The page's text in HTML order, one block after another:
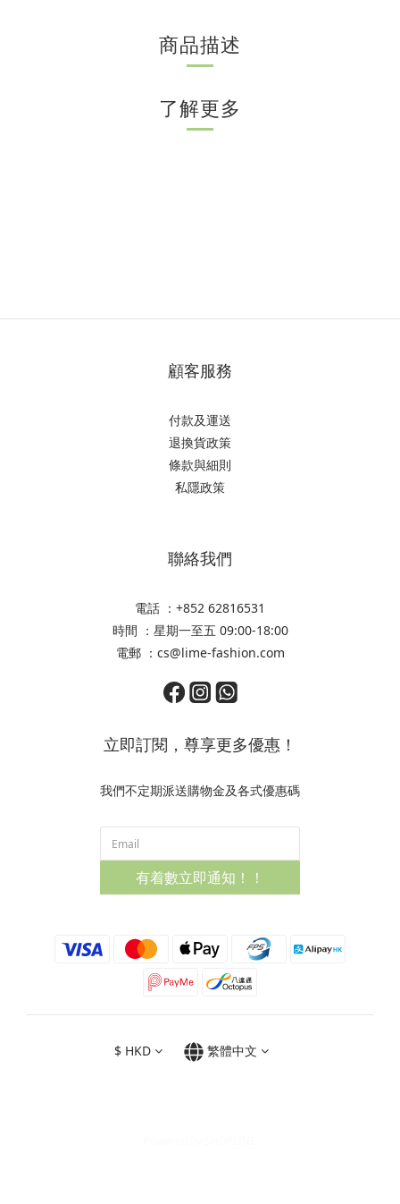
商品描述
了解更多
顧客服務
付款及運送
退換貨政策
條款與細則
私隱政策
聯絡我們
電話 ：+852 62816531
時間 ：星期一至五 09:00-18:00
電郵 ：cs@lime-fashion.com
立即訂閱，尊享更多優惠！
我們不定期派送購物金及各式優惠碼
有着數立即通知！！
$ HKD 繁體中文